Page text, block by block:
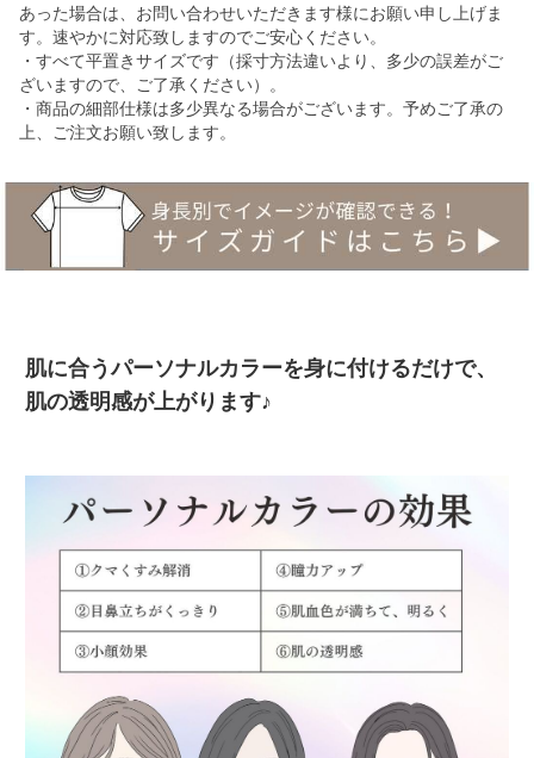
あった場合は、お問い合わせいただきます様にお願い申し上げま
す。速やかに対応致しますのでご安心ください。
・すべて平置きサイズです（採寸方法違いより、多少の誤差がご
ざいますので、ご了承ください）。
・商品の細部仕様は多少異なる場合がございます。予めご了承の
上、ご注文お願い致します。
肌に合うパーソナルカラーを身に付けるだけで、
肌の透明感が上がります♪